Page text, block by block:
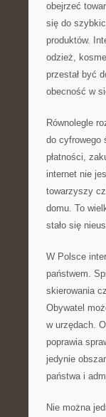
obejrzeć
się do
produktów.
odzież,
przestał być
obecność w
Równolegle
do cyfrowego
płatności,
internet nie
towarzyszy
domu. To
stało się
W Polsce
państwem.
skierowania
Obywatel
w urzędach.
poprawia
jedynie
państwa i
Nie można